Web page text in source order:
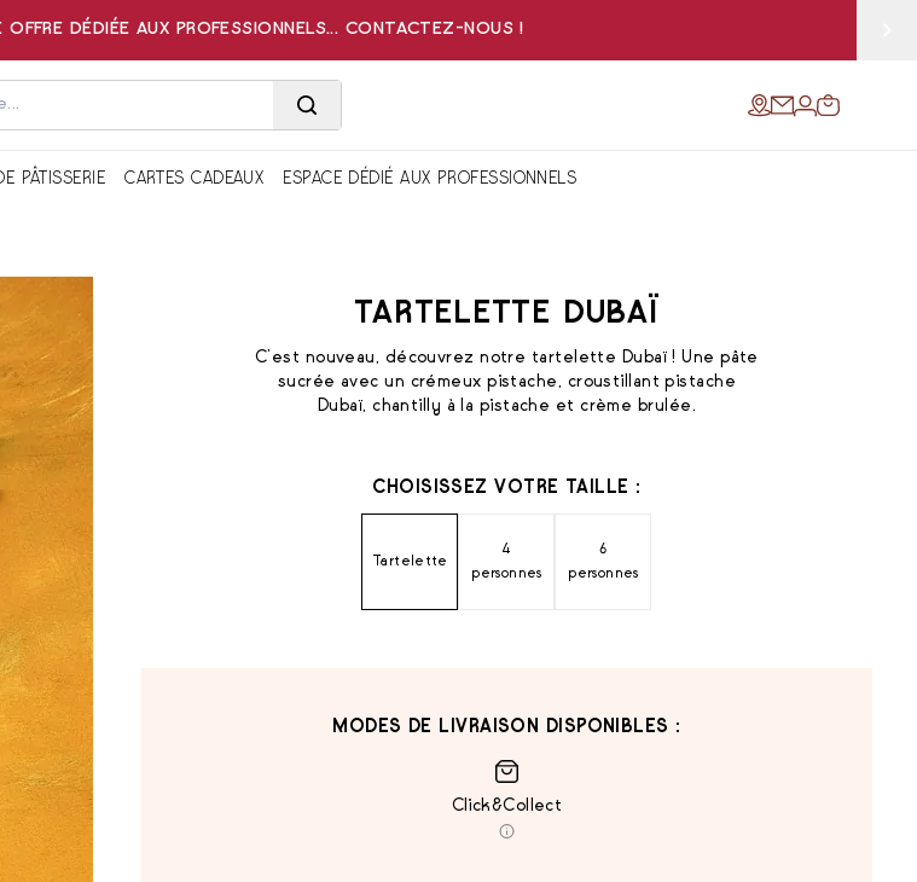
DÉDIÉE AUX PROFESSIONNELS... CONTACTEZ-NOUS !
PÂTISSERIE CARTES CADEAUX ESPACE DÉDIÉ AUX PROFESSIONNELS
TARTELETTE DUBAÏ
C'est nouveau, découvrez notre tartelette Dubaï ! Une pâte
sucrée avec un crémeux pistache, croustillant pistache
Dubaï, chantilly à la pistache et crème brulée.
CHOISISSEZ VOTRE TAILLE :
Tartelette
4
personnes
6
personnes
MODES DE LIVRAISON DISPONIBLES :
Click&Collect